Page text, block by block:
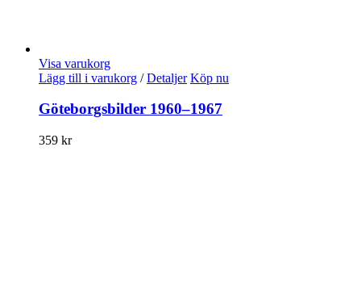
Visa varukorg
Lägg till i varukorg / Detaljer Köp nu
Göteborgsbilder 1960–1967
359 kr